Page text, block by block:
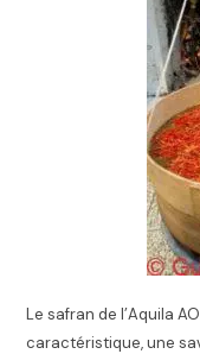
Le safran de l’Aquila
caractéristique, une